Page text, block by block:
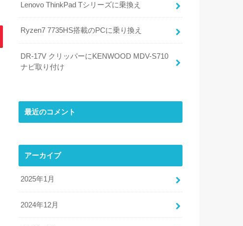
Lenovo ThinkPad Tシリーズに乗換え
Ryzen7 7735HS搭載のPCに乗り換え
DR-17V クリッパーにKENWOOD MDV-S710
ナビ取り付け
最近のコメント
アーカイブ
2025年1月
2024年12月